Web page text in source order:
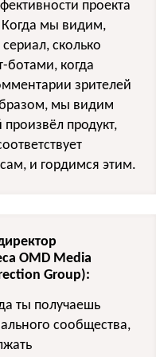
проекта
Когда мы видим,
сколько
ботами, когда
зрителей
мы видим
продукт,
и гордимся этим.
OMD Media
Group):
ты получаешь
сообщества,